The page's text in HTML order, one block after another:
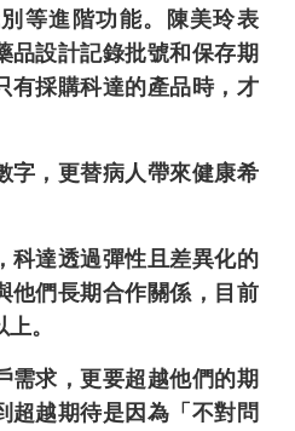
等進階功能。陳美玲表
品設計記錄批號和保存期
有採購科達的產品時，才
字，更替病人帶來健康希
科達透過彈性且差異化的
他們長期合作關係，目前
。
需求，更要超越他們的期
超越期待是因為「不對問